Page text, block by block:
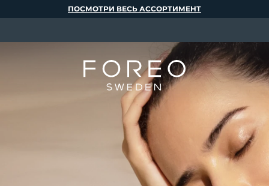
ПОСМОТРИ ВЕСЬ АССОРТИМЕНТ